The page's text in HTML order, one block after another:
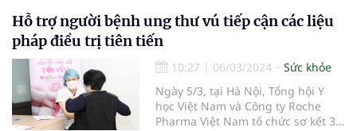
Hỗ trợ người bệnh ung thư vú tiếp cận các liệu
pháp điều trị tiên tiến
10:27 | 06/03/2024
Sức khỏe
Ngày 5/3, tại Hà Nội, Tổng hội Y
học Việt Nam và Công ty Roche
Pharma Việt Nam tổ chức sơ kết 3